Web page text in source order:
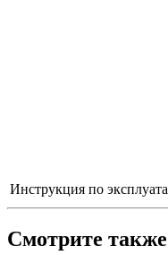
Инструкция по
Смотрите также